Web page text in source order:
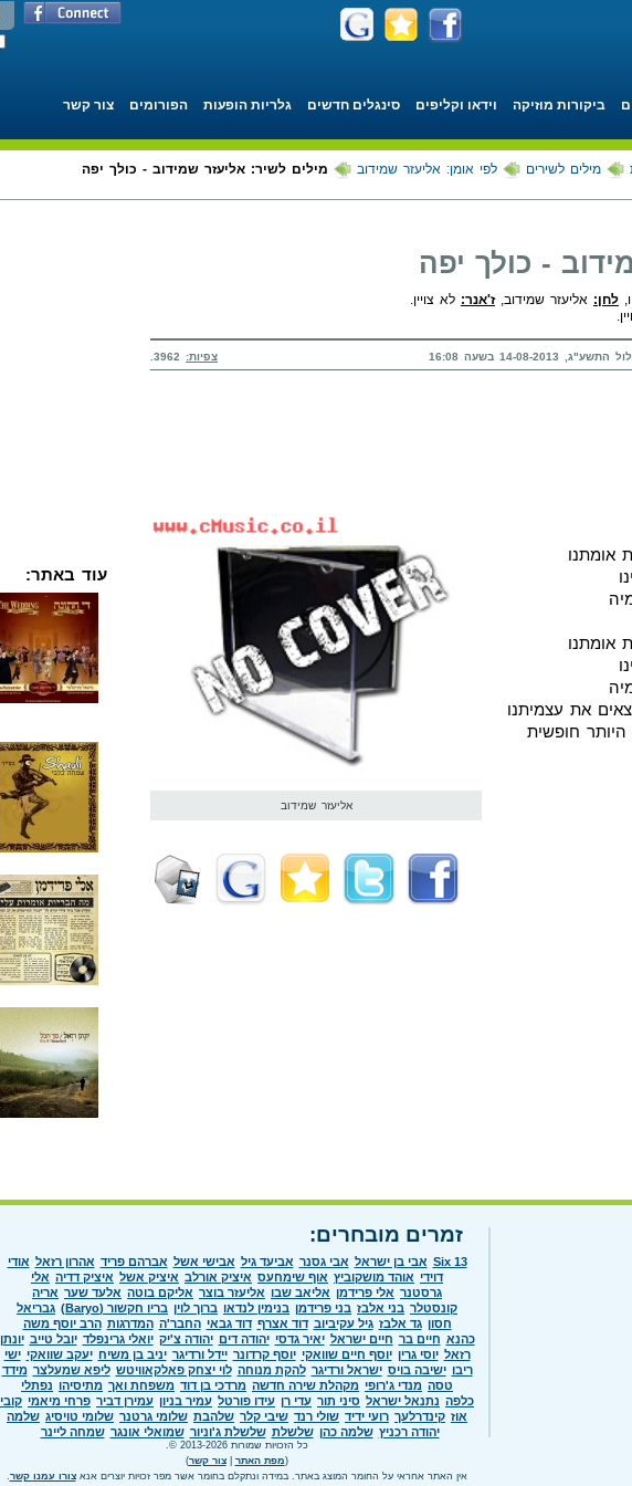
ביקורות מוזיקה וידאו וקליפים סינגלים חדשים גלריות הופעות הפורומים צור קשר
מילים לשירים לפי אומן: אליעזר שמידוב מילים לשיר: אליעזר שמידוב - כולך יפה
- כולך יפה
לחן: אליעזר שמידוב,ז'אנר: לא צויין.
08-2013 בשעה 16:08 צפיות:
אליעזר שמידוב
אומתנו
אומתנו
את עצמיתנו
חופשית
עוד באתר:
זמרים מובחרים:
Six 13 אבי בן ישראל אבי גסנר אביעד גיל אבישי אשל אברהם פריד אהרון רזאל אודי
דוידי אוהד מושקוביץ אוף שימחעס איציק אורלב איציק אשל איציק דדיה אלי
גרסטנר אלי פרידמן אליאב שבו אליעזר בוצר אליקם בוטה אלעד שער אריה
קונסטלר בני אלבז בני פרידמן בנימין לנדאו ברוך לוין בריו חקשור (Baryo)
גבריאל
חסון גד אלבז גיל עקיביוב דוד אצרף דוד גבאי החבר'ה המדרגות הרב יוסף משה
כהנא חיים בר חיים ישראל יאיר גדסי יהודה דים יהודה צ'יק יואלי גרינפלד יובל טייב יונתן
רזאל יוסי גרין יוסף חיים שוואקי יוסף קרדונר יידל ורדיגר יניב בן משיח יעקב שוואקי ישי
ריבו ישיבה בויס ישראל ורדיגר להקת מנוחה לוי יצחק פאלקאוויטש ליפא שמעלצר מידד
טסה מנדי ג'רופי מקהלת שירה חדשה מרדכי בן דוד משפחת ואך מתיסיהו נפתלי
כלפה נתנאל ישראל סיני תור עדי רן עידו פורטל עמיר בניון עמירן דביר פרחי מיאמי קובי
אוז קינדרלעך רועי ידיד שולי רנד שיבי קלר שלהבת שלומי גרטנר שלומי טויסיג שלמה
יהודה רכניץ שלמה כהן שלשלת שלשלת ג'וניור שמואלי אונגר שמחה ליינר
כל הזכויות שמורות 2013-2026 ©.
(מפת האתר |צור קשר)
אין האתר אחראי על החומר המוצג באתר. במידה ונתקלם בחומר אשר מפר זכויות יוצרים אנאצורו עמנו קשר.